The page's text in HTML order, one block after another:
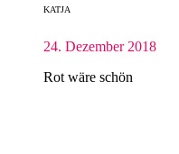
KATJA
24. Dezember 2018
Rot wäre schön